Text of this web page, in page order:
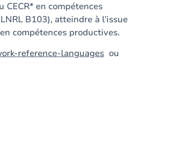
en compétences
B103), atteindre à l’issue
compétences productives.
reference-languages ou